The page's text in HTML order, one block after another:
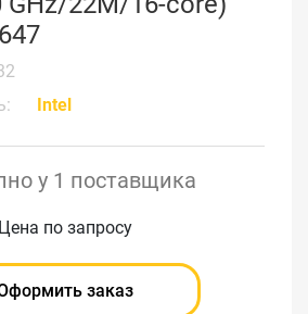
Intel
у 1 поставщика
Цена по запросу
заказ